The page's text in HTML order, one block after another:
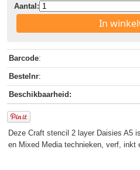
Aantal:
In
Barcode:
Bestelnr:
Beschikbaarheid:
Deze Craft stencil 2 layer Daisies A5
en Mixed Media technieken, verf, inkt